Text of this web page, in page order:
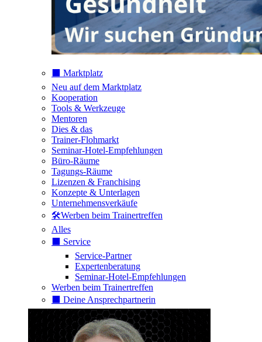
⬛️ Marktplatz
Neu auf dem Marktplatz
Kooperation
Tools & Werkzeuge
Mentoren
Dies & das
Trainer-Flohmarkt
Seminar-Hotel-Empfehlungen
Büro-Räume
Tagungs-Räume
Lizenzen & Franchising
Konzepte & Unterlagen
Unternehmensverkäufe
🛠️Werben beim Trainertreffen
Alles
⬛️ Service
Service-Partner
Expertenberatung
Seminar-Hotel-Empfehlungen
Werben beim Trainertreffen
⬛️ Deine Ansprechpartnerin